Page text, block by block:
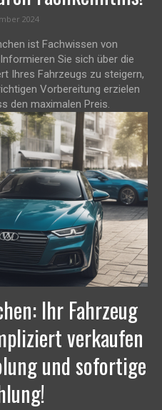
2024
ist Fachwissen von
Sie sich über die
Ihres Fahrzeugs zu steigern,
Vorbereitung erzielen
den maximalen Preis.
Ihr Fahrzeug
verkaufen
und sofortige